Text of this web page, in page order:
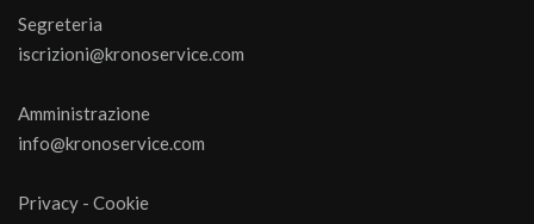
Segreteria
iscrizioni@kronoservice.com
Amministrazione
info@kronoservice.com
Privacy - Cookie